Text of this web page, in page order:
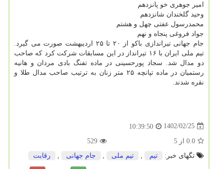
امیر جوهری خو پانزدهم
وحید گلخندان شانزدهم
محمدرسول عفتی چهل و هشتم
جواد فروغی پنجاه و نهم
جام جهانی تیراندازی باکو از ۲۰ تا ۲۵ اردیبهشت صورت می گیرد.
تیم ملی ایران با ۱۶ تیرانداز در این مسابقات شرکت کرد که صاحب
دو مدال شد. سجاد پورحسینی در ماده تفنگ بادی مردان و هانیه
رستمیان در ماده تپانچه ۲۵ متر زنان به ترتیب صاحب مدال طلا و
نقره شدند.
1402/02/25
10:39:50
0.0 از 5
529
تگهای خبر:
تیم تیم ملی جام جهانی رقابت